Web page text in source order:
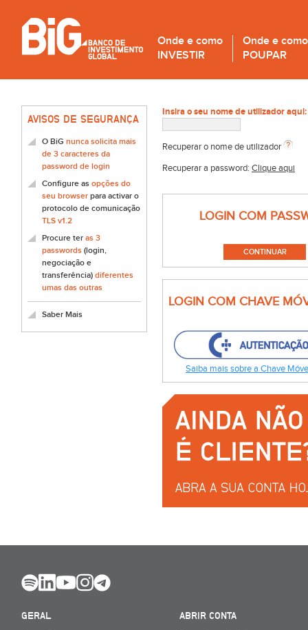
Onde e como
INVESTIR
Onde e como
POUPAR
AVISOS DE SEGURANÇA
O BiG nunca solicita mais
de 3 caracteres da
password de login
Configure as opções do
seu browser para activar o
protocolo de comunicação
TLS v1.2
Procure ter as 3
passwords (login,
negociação e
transferência) diferentes
umas das outras
Saber Mais
Insira o seu nome de utilizador aqui:
Recuperar o nome de utilizador
Recuperar a password: Clique aqui
LOGIN COM
LOGIN COM CHAVE
Saiba mais sobre a Chave
GERAL
ABRIR CONTA